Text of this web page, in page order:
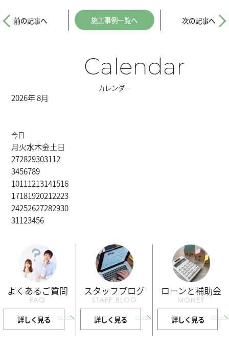
前の記事へ 施工事例一覧へ 次の記事へ
Calendar
カレンダー
2026年 8月
今日
月火水木金土日
272829303112
3456789
10111213141516
17181920212223
24252627282930
31123456
よくあるご質問
FAQ
詳しく見る
スタッフブログ
STAFF BLOG
詳しく見る
ローンと補助金
MONEY
詳しく見る